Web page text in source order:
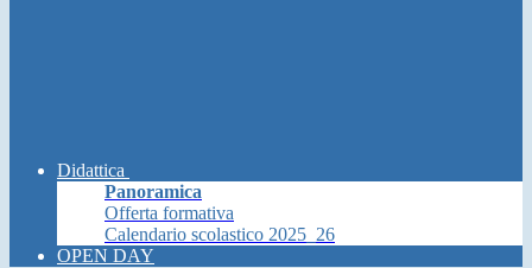
Didattica
Panoramica
Offerta formativa
Calendario scolastico 2025_26
OPEN DAY